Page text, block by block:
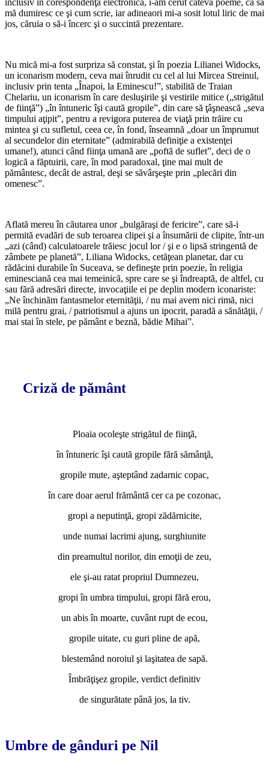
inclusiv în corespondenţa electronică, i-am cerut câteva poeme, ca să
mă dumiresc ce şi cum scrie, iar adineaori mi-a sosit lotul liric de mai
jos, căruia o să-i încerc şi o succintă prezentare.
Nu mică mi-a fost surpriza să constat, şi în poezia Lilianei Widocks,
un iconarism modern, ceva mai înrudit cu cel al lui Mircea Streinul,
inclusiv prin tenta „Înapoi, la Eminescu!”, stabilită de Traian
Chelariu, un iconarism în care desluşirile şi vestirile mitice („strigătul
de fiinţă”) „în întuneric îşi caută gropile”, din care să ţâşnească „seva
timpului aţipit”, pentru a revigora puterea de viaţă prin trăire cu
mintea şi cu sufletul, ceea ce, în fond, înseamnă „doar un împrumut
al secundelor din eternitate” (admirabilă definiţie a existenţei
umane!), atunci când fiinţa umană are „poftă de suflet”, deci de o
logică a făptuirii, care, în mod paradoxal, ţine mai mult de
pământesc, decât de astral, deşi se săvârşeşte prin „plecări din
omenesc”.
Aflată mereu în căutarea unor „bulgăraşi de fericire”, care să-i
permită evadări de sub teroarea clipei şi a însumării de clipite, într-un
„azi (când) calculatoarele trăiesc jocul lor / şi e o lipsă stringentă de
zâmbete pe planetă”, Liliana Widocks, cetăţean planetar, dar cu
rădăcini durabile în Suceava, se defineşte prin poezie, în religia
eminesciană cea mai temeinică, spre care se şi îndreaptă, de altfel, cu
sau fără adresări directe, invocaţiile ei pe deplin modern iconariste:
„Ne închinăm fantasmelor eternităţii, / nu mai avem nici rimă, nici
milă pentru grai, / patriotismul a ajuns un ipocrit, paradă a sănătăţii, /
mai stai în stele, pe pământ e beznă, bădie Mihai”.
Criză de pământ
Ploaia ocoleşte strigătul de fiinţă,
în întuneric îşi caută gropile fără sămânţă,
gropile mute, aşteptând zadarnic copac,
în care doar aerul frământă cer ca pe cozonac,
gropi a neputinţă, gropi zădărnicite,
unde numai lacrimi ajung, surghiunite
din preamultul norilor, din emoţii de zeu,
ele şi-au ratat propriul Dumnezeu,
gropi în umbra timpului, gropi fără erou,
un abis în moarte, cuvânt rupt de ecou,
gropile uitate, cu guri pline de apă,
blestemând noroiul şi laşitatea de sapă.
Îmbrăţişez gropile, verdict definitiv
de singurătate până jos, la tiv.
Umbre de gânduri pe Nil